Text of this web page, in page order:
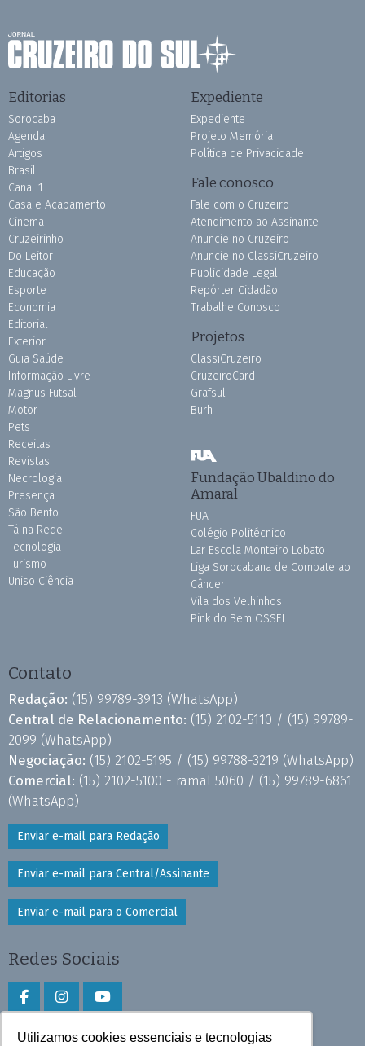
Utilizamos cookies essenciais e tecnologias
Editorias
Sorocaba
Agenda
Artigos
Brasil
Canal 1
Casa e Acabamento
Cinema
Cruzeirinho
Do Leitor
Educação
Esporte
Economia
Editorial
Exterior
Guia Saúde
Informação Livre
Magnus Futsal
Motor
Pets
Receitas
Revistas
Necrologia
Presença
São Bento
Tá na Rede
Tecnologia
Turismo
Uniso Ciência
Expediente
Expediente
Projeto Memória
Política de Privacidade
Fale conosco
Fale com o Cruzeiro
Atendimento ao Assinante
Anuncie no Cruzeiro
Anuncie no ClassiCruzeiro
Publicidade Legal
Repórter Cidadão
Trabalhe Conosco
Projetos
ClassiCruzeiro
CruzeiroCard
Grafsul
Burh
Fundação Ubaldino do
Amaral
FUA
Colégio Politécnico
Lar Escola Monteiro Lobato
Liga Sorocabana de Combate ao
Câncer
Vila dos Velhinhos
Pink do Bem OSSEL
Contato
Redação: (15) 99789-3913 (WhatsApp)
Central de Relacionamento: (15) 2102-5110 / (15) 99789-
2099 (WhatsApp)
Negociação: (15) 2102-5195 / (15) 99788-3219 (WhatsApp)
Comercial: (15) 2102-5100 - ramal 5060 / (15) 99789-6861
(WhatsApp)
Enviar e-mail para Redação
Enviar e-mail para Central/Assinante
Enviar e-mail para o Comercial
Redes Sociais